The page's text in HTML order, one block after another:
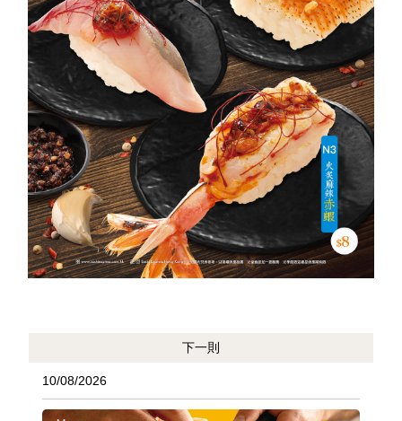
下一則
10/08/2026